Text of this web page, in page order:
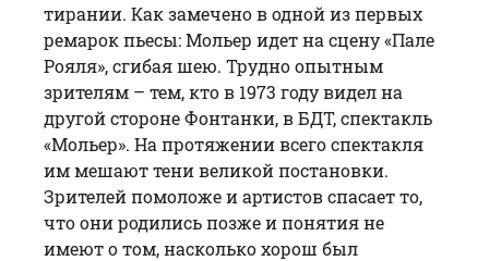
тирании. Как замечено в одной из первых
ремарок пьесы: Мольер идет на сцену «Пале
Рояля», сгибая шею. Трудно опытным
зрителям – тем, кто в 1973 году видел на
другой стороне Фонтанки, в БДТ, спектакль
«Мольер». На протяжении всего спектакля
им мешают тени великой постановки.
Зрителей помоложе и артистов спасает то,
что они родились позже и понятия не
имеют о том, насколько хорош был